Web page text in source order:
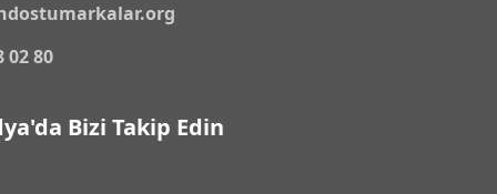
02 80
Bizi Takip Edin